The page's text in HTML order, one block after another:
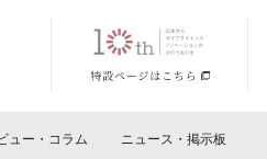
ュー・コラム ニュース・掲示板